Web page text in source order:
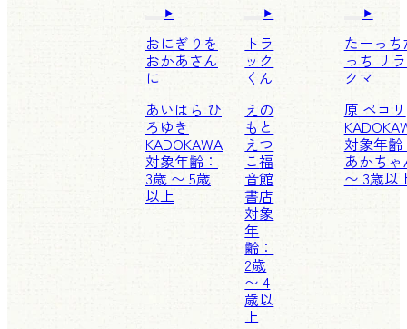
おにぎりを
おかあさん
に
あいはら ひ
ろゆき
KADOKAWA
対象年齢：
3歳 〜 5歳
以上
トラ
ック
くん
えの
もと
えつ
こ福
音館
書店
対象
年
齢：
2歳
〜 4
歳以
上
たーっち
っち リ
クマ
原 ペコリ
対象年齢
あかちゃ
〜 3歳以